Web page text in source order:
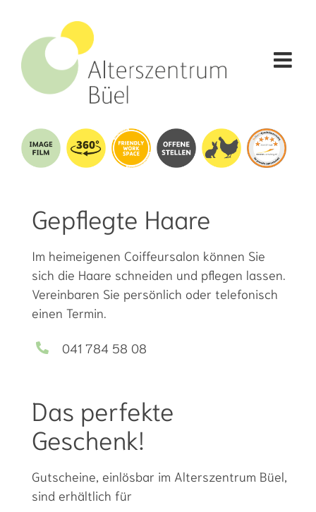
springen
Gepflegte Haare
Im heimeigenen Coiffeursalon können Sie
sich die Haare schneiden und pflegen lassen.
Vereinbaren Sie persönlich oder telefonisch
einen Termin.
041 784 58 08
Das perfekte
Geschenk!
Gutscheine, einlösbar im Alterszentrum Büel,
sind erhältlich für